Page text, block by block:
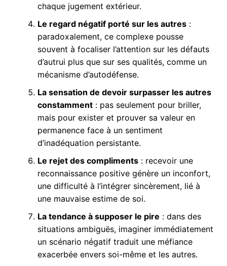
chaque jugement extérieur.
Le regard négatif porté sur les autres:
paradoxalement, ce complexe pousse
souvent à focaliser l’attention sur les défauts
d’autrui plus que sur ses qualités, comme un
mécanisme d’autodéfense.
La sensation de devoir surpasser les autres
constamment: pas seulement pour briller,
mais pour exister et prouver sa valeur en
permanence face à un sentiment
d’inadéquation persistante.
Le rejet des compliments: recevoir une
reconnaissance positive génère un inconfort,
une difficulté à l’intégrer sincèrement, lié à
une mauvaise estime de soi.
La tendance à supposer le pire : dans des
situations ambiguës, imaginer immédiatement
un scénario négatif traduit une méfiance
exacerbée envers soi-même et les autres.